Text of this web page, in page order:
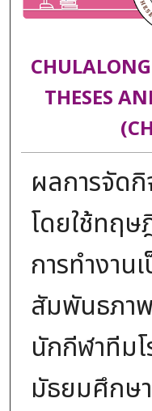
THESES
ผลการจัด
โดยใช้ทฤษ
การทำงา
สัมพันธภา
นักกีฬาทีมโ
มัธยมศึกษา